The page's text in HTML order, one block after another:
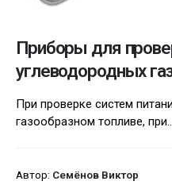
Приборы для
углеводородных
При проверке систем
газообразном топливе,
Автор: Семёнов Виктор